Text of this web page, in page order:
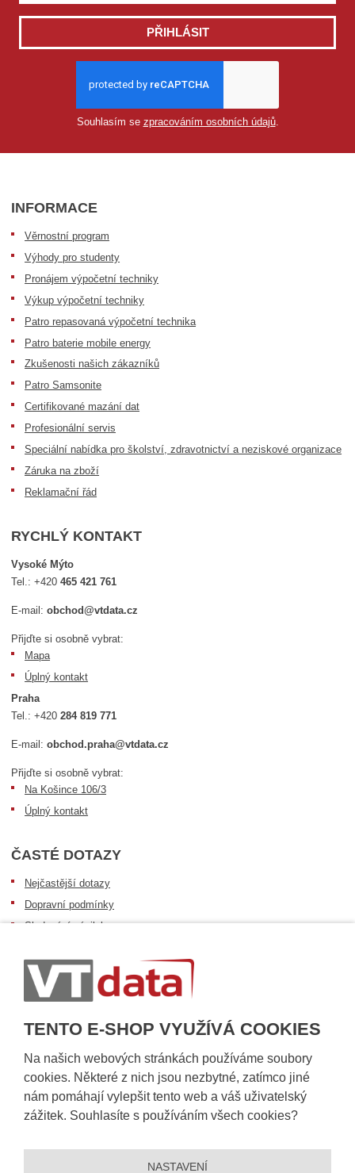
TENTO E-SHOP VYUŽÍVÁ COOKIES
Na našich webových stránkách používáme soubory
cookies. Některé z nich jsou nezbytné, zatímco jiné
nám pomáhají vylepšit tento web a váš uživatelský
zážitek. Souhlasíte s používáním všech cookies?
NASTAVENÍ
PŘIHLÁSIT
Souhlasím se zpracováním osobních údajů.
INFORMACE
Věrnostní program
Výhody pro studenty
Pronájem výpočetní techniky
Výkup výpočetní techniky
Patro repasovaná výpočetní technika
Patro baterie mobile energy
Zkušenosti našich zákazníků
Patro Samsonite
Certifikované mazání dat
Profesionální servis
Speciální nabídka pro školství, zdravotnictví a neziskové organizace
Záruka na zboží
Reklamační řád
RYCHLÝ KONTAKT
Vysoké Mýto
Tel.:+420465 421 761
E-mail:obchod@vtdata.cz
Přijďte si osobně vybrat:
Mapa
Úplný kontakt
Praha
Tel.:+420284 819 771
E-mail:obchod.praha@vtdata.cz
Přijďte si osobně vybrat:
Na Košince 106/3
Úplný kontakt
ČASTÉ DOTAZY
Nejčastější dotazy
Dopravní podmínky
Sledování zásilek
Informace k dostupnosti zboží
Obecné informace